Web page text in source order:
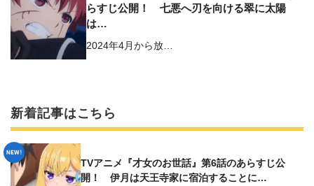
らすじ公開！ 七悪へ刃を向ける翠に太陽
は…
2024年4月から放…
新着記事はこちら
TVアニメ『才女のお世話』第6話のあらすじ公
開！ 伊月は天王寺家に宿泊することに…